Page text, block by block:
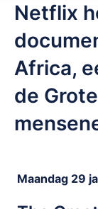
Netflix
Africa,
de
Maandag 29